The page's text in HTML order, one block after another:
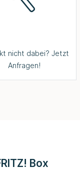
nicht dabei? Jetzt
Anfragen!
Box